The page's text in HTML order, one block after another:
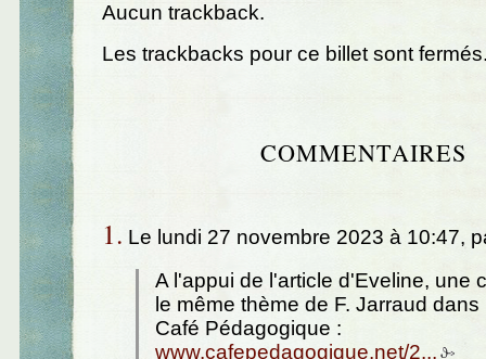
Aucun trackback.
Les trackbacks pour ce billet sont
COMMENTAIRES
1. Le lundi 27 novembre 2023 à 10:47,
A l'appui de l'article d'Eveline, une
le même thème de F. Jarraud
Café Pédagogique :
www.cafepedagogique.net/2...